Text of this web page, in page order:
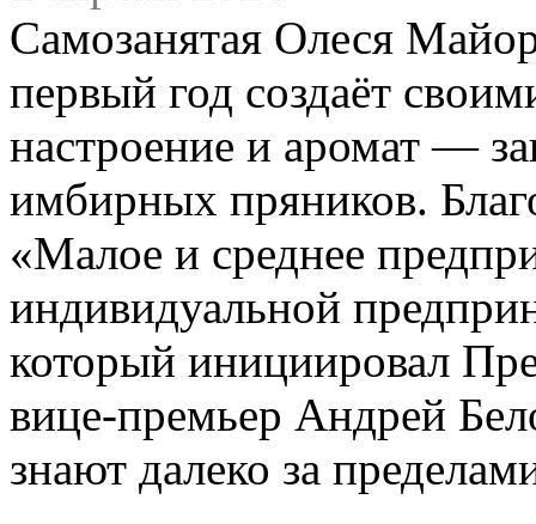
Самозанятая Олеся
первый год создаёт
настроение и аромат —
имбирных пряников.
«Малое и среднее
индивидуальной
который инициировал
вице-премьер Андрей
знают далеко за